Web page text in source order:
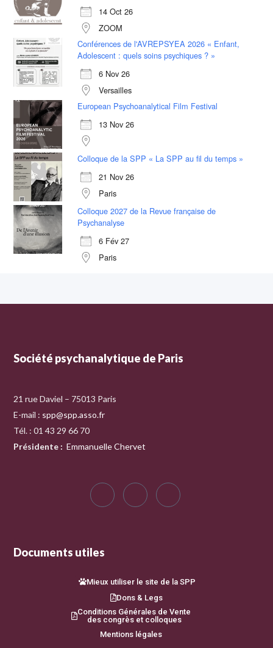
14 Oct 26
ZOOM
Conférences de l'AVREPSYEA 2026 « Enfant,
Adolescent : quels soins psychiques ? »
6 Nov 26
Versailles
European Psychoanalytical Film Festival
13 Nov 26
Colloque de la SPP « La SPP au fil du temps »
21 Nov 26
Paris
Colloque 2027 de la Revue française de
Psychanalyse
6 Fév 27
Paris
Société psychanalytique de Paris
21 rue Daviel – 75013 Paris
E-mail : spp@spp.asso.fr
Tél. : 01 43 29 66 70
Présidente : Emmanuelle Chervet
Documents utiles
Mieux utiliser le site de la SPP
Dons & Legs
Conditions Générales de Vente
des congrès et colloques
Mentions légales